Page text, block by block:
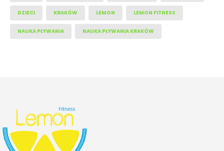
DZIECI KRAKÓW LEMON LEMON FITNESS
NAUKA PŁYWANIA NAUKA PŁYWANIA KRAKÓW